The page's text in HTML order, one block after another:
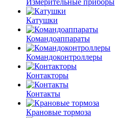
Измерительные приборы
Катушки
Командоаппараты
Командоконтроллеры
Контакторы
Контакты
Крановые тормоза